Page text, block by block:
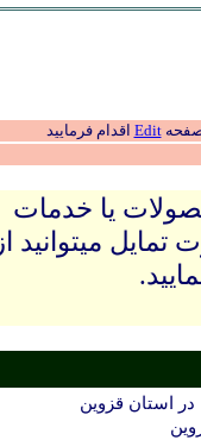
صفحهEdit اقدام فرمایید
یا خدمات
میتوانید از
استان قزوين